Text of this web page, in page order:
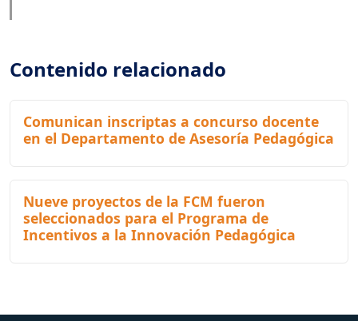
Contenido relacionado
Comunican inscriptas a concurso docente
en el Departamento de Asesoría Pedagógica
Nueve proyectos de la FCM fueron
seleccionados para el Programa de
Incentivos a la Innovación Pedagógica